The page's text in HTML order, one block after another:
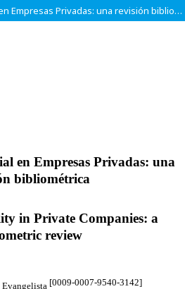
Responsabilidad Social en Empresas Privadas: una revisión bibliométrica